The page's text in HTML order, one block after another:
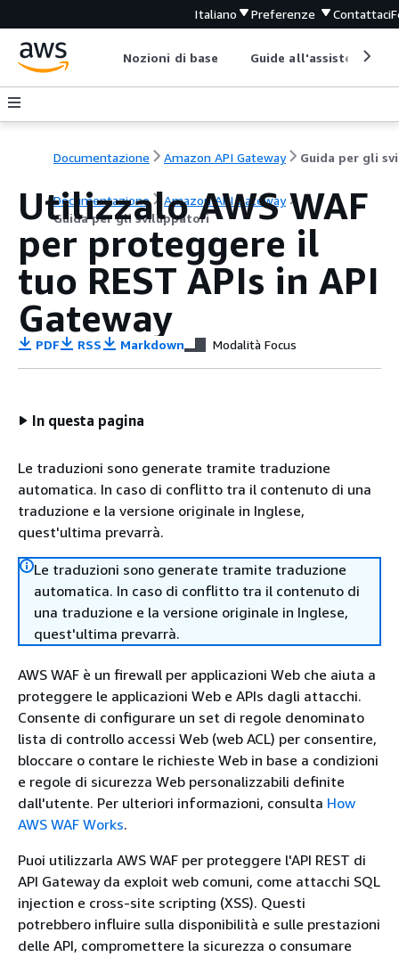
Italiano Preferenze Contattaci
Nozioni di base Guide all'assistenza
Documentazione Amazon API Gateway
Documentazione
Amazon API Gateway
Guida per gli sviluppatori
Utilizzalo AWS WAF
per proteggere il
tuo REST APIs in API
Gateway
PDF RSS Markdown Modalità Focus
In questa pagina
Le traduzioni sono generate tramite traduzione
automatica. In caso di conflitto tra il contenuto di una
traduzione e la versione originale in Inglese,
quest'ultima prevarrà.
Le traduzioni sono generate tramite traduzione
automatica. In caso di conflitto tra il contenuto di
una traduzione e la versione originale in Inglese,
quest'ultima prevarrà.
AWS WAF è un firewall per applicazioni Web che aiuta a
proteggere le applicazioni Web e APIs dagli attacchi.
Consente di configurare un set di regole denominato
lista di controllo accessi Web (web ACL) per consentire,
bloccare o contare le richieste Web in base a condizioni
e regole di sicurezza Web personalizzabili definite
dall'utente. Per ulteriori informazioni, consulta How
AWS WAF Works.
Puoi utilizzarla AWS WAF per proteggere l'API REST di
API Gateway da exploit web comuni, come attacchi SQL
injection e cross-site scripting (XSS). Questi
potrebbero influire sulla disponibilità e sulle prestazioni
delle API, compromettere la sicurezza o consumare